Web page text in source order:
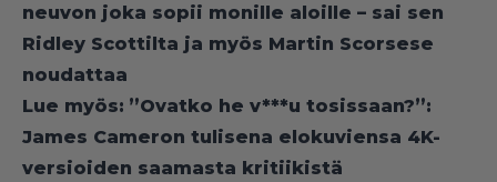
neuvon joka sopii monille aloille – sai sen
Ridley Scottilta ja myös Martin Scorsese
noudattaa
Lue myös: ”Ovatko he v***u tosissaan?”:
James Cameron tulisena elokuviensa 4K-
versioiden saamasta kritiikistä